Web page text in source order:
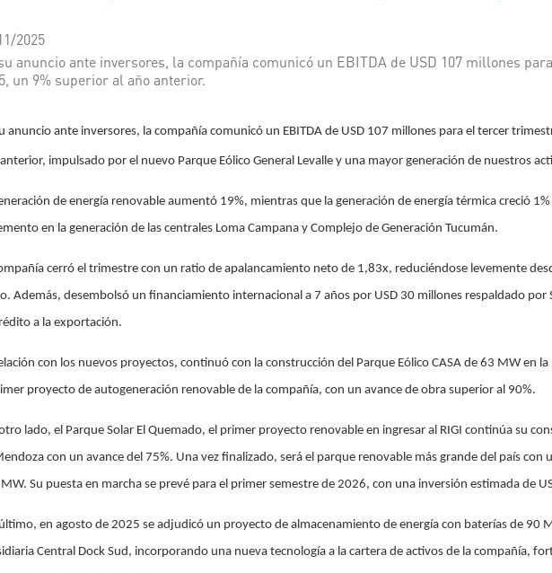
2025
anuncio ante inversores, la compañía comunicó un EBITDA de USD 107 millones
un 9% superior al año anterior.
anuncio ante inversores, la compañía comunicó un EBITDA de USD 107 millones para el tercer
impulsado por el nuevo Parque Eólico General Levalle y una mayor generación de nuestros
de energía renovable aumentó 19%, mientras que la generación de energía térmica creció
en la generación de las centrales Loma Campana y Complejo de Generación Tucumán.
cerró el trimestre con un ratio de apalancamiento neto de 1,83x, reduciéndose levemente
Además, desembolsó un financiamiento internacional a 7 años por USD 30 millones respaldado por
a la exportación.
con los nuevos proyectos, continuó con la construcción del Parque Eólico CASA de 63 MW en
proyecto de autogeneración renovable de la compañía, con un avance de obra superior al 90%.
lado, el Parque Solar El Quemado, el primer proyecto renovable en ingresar al RIGI continúa su
con un avance del 75%. Una vez finalizado, será el parque renovable más grande del país con
Su puesta en marcha se prevé para el primer semestre de 2026, con una inversión estimada de
en agosto de 2025 se adjudicó un proyecto de almacenamiento de energía con baterías de 90
Central Dock Sud, incorporando una nueva tecnología a la cartera de activos de la compañía,